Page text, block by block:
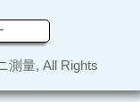
測量, All Rights